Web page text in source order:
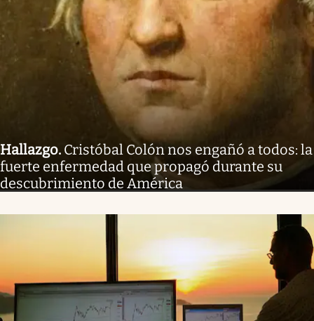
Hallazgo. Cristóbal Colón nos engañó a todos: la
fuerte enfermedad que propagó durante su
descubrimiento de América